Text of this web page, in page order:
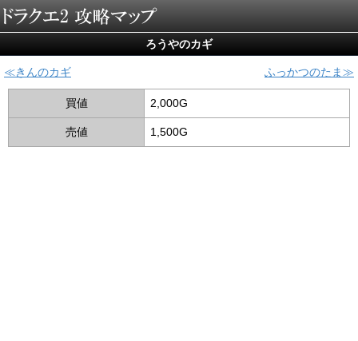
ろうやのカギ
きんのカギ ふっかつのたま
買値 2,000G
売値 1,500G